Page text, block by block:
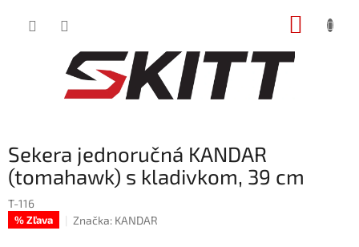
Sekera jednoručná KANDAR
(tomahawk) s kladivkom, 39 cm
T-116
% Zľava Značka: KANDAR